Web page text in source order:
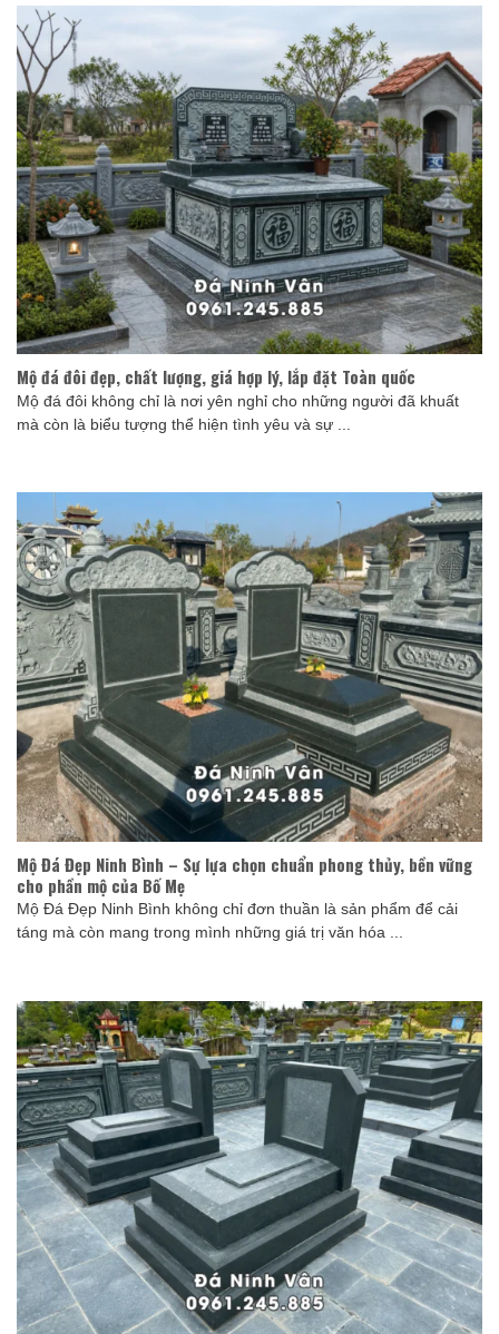
Mộ đá đôi đẹp, chất lượng, giá hợp lý, lắp đặt Toàn quốc
Mộ đá đôi không chỉ là nơi yên nghỉ cho những người đã khuất
mà còn là biểu tượng thể hiện tình yêu và sự ...
Mộ Đá Đẹp Ninh Bình – Sự lựa chọn chuẩn phong thủy, bền vững
cho phần mộ của Bố Mẹ
Mộ Đá Đẹp Ninh Bình không chỉ đơn thuần là sản phẩm để cải
táng mà còn mang trong mình những giá trị văn hóa ...